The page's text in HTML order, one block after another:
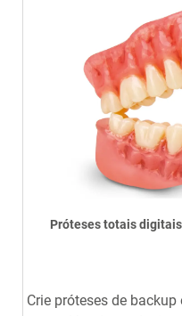
Próteses totais
Crie próteses de